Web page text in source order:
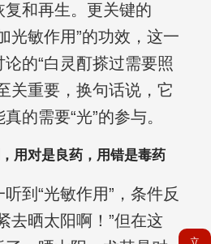
和再生。更关键的
光敏作用”的功效，这一
的“白灵酊搽过需要照
关重要，换句话说，它
的需要“光”的参与。
用对是良药，用错是毒药
到“光敏作用”，条件反
去晒太阳啊！”但在这